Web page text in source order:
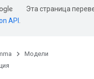
Эта страница
API
Модели